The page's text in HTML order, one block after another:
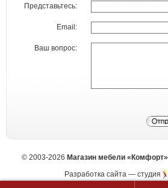
Представьтесь:
Email:
Ваш вопрос:
© 2003-2026 Магазин мебели «Комфорт»
Разработка сайта— студия